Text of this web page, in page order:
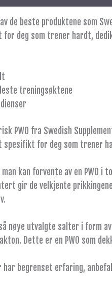
de beste produktene som
for deg som trener hardt,
treningsøktene
PWO fra Swedish
spesifikt for deg som trener
kan forvente av en PWO i
gir de velkjente
nøye utvalgte salter i form
Dette er en PWO som
har begrenset erfaring,